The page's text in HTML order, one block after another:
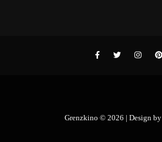
Grenzkino © 2026 | Design by